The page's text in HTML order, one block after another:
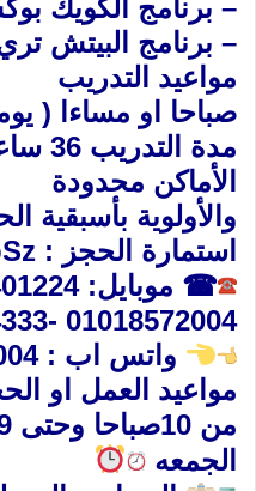
– برنامج الكويك
– برنامج البيتش
مواعيد التدريب
صباحا او مساءا (
مدة التدريب 36 ساعة تدريبية
الأماكن محدودة
والأولوية بأسبقية
استمارة الحجز :
☎
01018572004 -01020154333
واتس اب : 01018572004
مواعيد العمل او
الجمعه